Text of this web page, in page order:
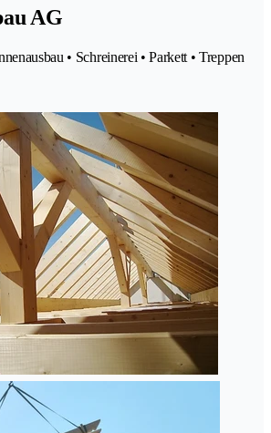
AG
• Schreinerei • Parkett • Treppen